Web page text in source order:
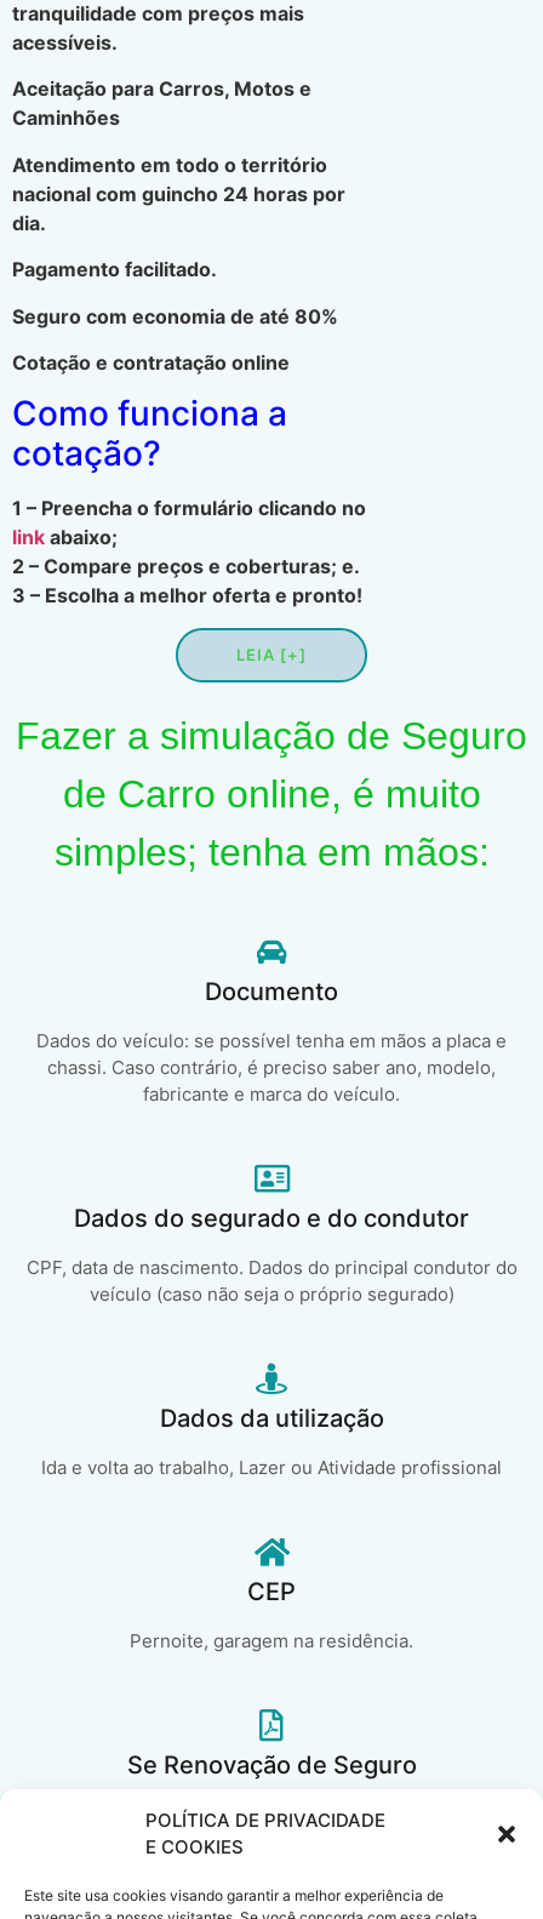
POLÍTICA DE PRIVACIDADE
E COOKIES
Este site usa cookies visando garantir a melhor experiência de
tranquilidade com preços mais
acessíveis.
Aceitação para Carros, Motos e
Caminhões
Atendimento em todo o território
nacional com guincho 24 horas por
dia.
Pagamento facilitado.
Seguro com economia de até 80%
Cotação e contratação online
Como funciona a
cotação?
1 – Preencha o formulário clicando no
link abaixo;
2 – Compare preços e coberturas; e.
3 – Escolha a melhor oferta e pronto!
LEIA [+]
Fazer a simulação de Seguro
de Carro online, é muito
simples; tenha em mãos:
Documento
Dados do veículo: se possível tenha em mãos a placa e
chassi. Caso contrário, é preciso saber ano, modelo,
fabricante e marca do veículo.
Dados do segurado e do condutor
CPF, data de nascimento. Dados do principal condutor do
veículo (caso não seja o próprio segurado)
Dados da utilização
Ida e volta ao trabalho, Lazer ou Atividade profissional
CEP
Pernoite, garagem na residência.
Se Renovação de Seguro
Em caso de renovação de seguro auto, informe a Cia atual, a
classe de bônus e a data de vencimento..